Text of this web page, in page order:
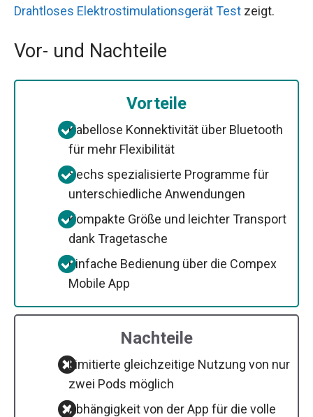
Drahtloses Elektrostimulationsgerät Test zeigt.
Vor- und Nachteile
Vorteile
Kabellose Konnektivität über Bluetooth
für mehr Flexibilität
Sechs spezialisierte Programme für
unterschiedliche Anwendungen
Kompakte Größe und leichter Transport
dank Tragetasche
Einfache Bedienung über die Compex
Mobile App
Nachteile
Limitierte gleichzeitige Nutzung von nur
zwei Pods möglich
Abhängigkeit von der App für die volle